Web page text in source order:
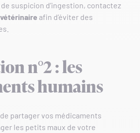
suspicion d’ingestion, contactez
afin d’éviter des
n°2 : les
humains
partager vos médicaments
les petits maux de votre